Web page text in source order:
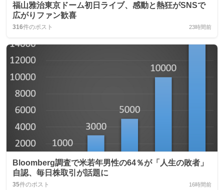
福山雅治東京ドーム初日ライブ、感動と熱狂がSNSで
広がりファン歓喜
316件のポスト 23時間前
Bloomberg調査で米若年男性の64％が「人生の敗者」
自認、毎日株取引が話題に
35件のポスト 16時間前